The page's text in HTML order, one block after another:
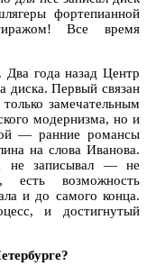
фортепианной
Все время
Два года назад Центр
диска. Первый связан
замечательным
модернизма, но и
— ранние романсы
на слова Иванова.
не записывал — не
есть возможность
и до самого конца.
и достигнутый